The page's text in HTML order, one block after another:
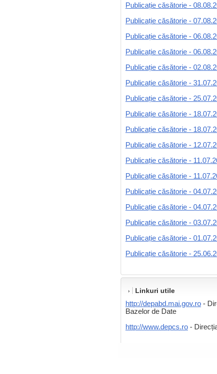
Publicație căsătorie -
Publicație căsătorie -
Publicație căsătorie -
Publicație căsătorie -
Publicație căsătorie -
Publicație căsătorie -
Publicație căsătorie -
Publicație căsătorie -
Publicație căsătorie -
Publicație căsătorie -
Publicație căsătorie -
Publicație căsătorie -
Publicație căsătorie -
Publicație căsătorie -
Publicație căsătorie -
Publicație căsătorie -
Publicație căsătorie -
Linkuri utile
http://depabd.mai.gov.ro -
Bazelor de Date
http://www.depcs.ro -